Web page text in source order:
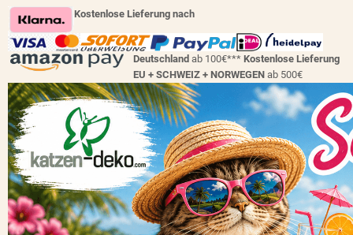
Kostenlose Lieferung nach
Deutschland ab 100€*** Kostenlose Lieferung
EU + SCHWEIZ + NORWEGEN ab 500€